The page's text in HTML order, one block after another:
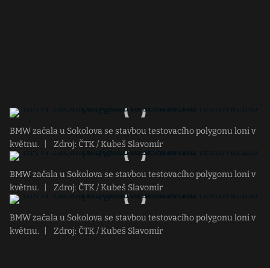
BMW začala u Sokolova se stavbou testovacího polygonu loni v
květnu.
Zdroj: ČTK / Kubeš Slavomír
BMW začala u Sokolova se stavbou testovacího polygonu loni v
květnu.
Zdroj: ČTK / Kubeš Slavomír
BMW začala u Sokolova se stavbou testovacího polygonu loni v
květnu.
Zdroj: ČTK / Kubeš Slavomír